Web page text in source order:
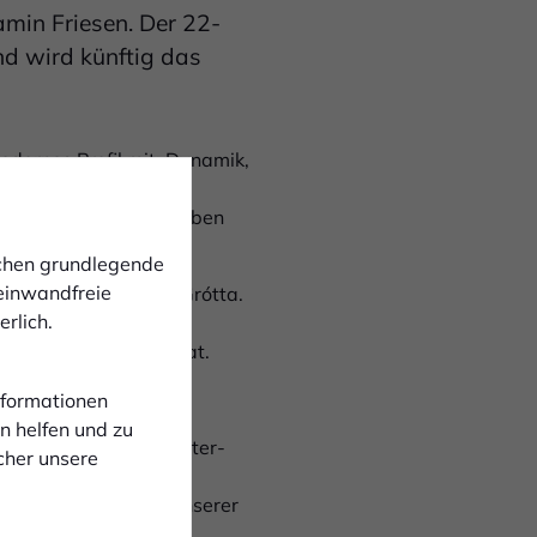
grundlegende
helfen und zu
unsere
Friesen. Der 22-
wird künftig das
Profil mit: Dynamik,
war er beim SC
erzielte Friesen sieben
Zweitligisten ÍF Grótta.
lauf- und
Spiele absolviert hat.
der uns auf der Achter-
bringt viel
sehr gut zu unserer